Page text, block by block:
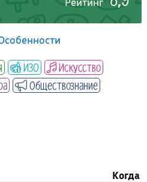
ИЗО
Искусство
Обществознание
Когда